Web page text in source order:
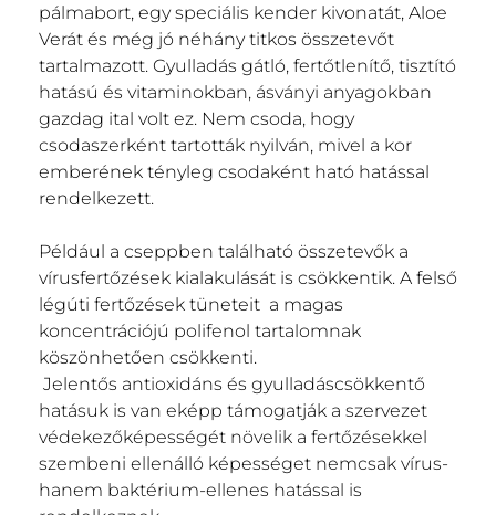
pálmabort, egy speciális kender kivonatát, Aloe
Verát és még jó néhány titkos összetevőt
tartalmazott. Gyulladás gátló, fertőtlenítő, tisztító
hatású és vitaminokban, ásványi anyagokban
gazdag ital volt ez. Nem csoda, hogy
csodaszerként tartották nyilván, mivel a kor
emberének tényleg csodaként ható hatással
rendelkezett.
Például a cseppben található összetevők a
vírusfertőzések kialakulását is csökkentik. A felső
légúti fertőzések tüneteit a magas
koncentrációjú polifenol tartalomnak
köszönhetően csökkenti.
Jelentős antioxidáns és gyulladáscsökkentő
hatásuk is van eképp támogatják a szervezet
védekezőképességét növelik a fertőzésekkel
szembeni ellenálló képességet nemcsak vírus-
hanem baktérium-ellenes hatással is